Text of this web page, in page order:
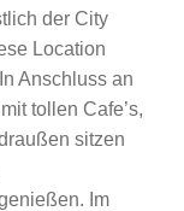
der City
Location
Anschluss an
tollen Cafe’s,
sitzen
Im